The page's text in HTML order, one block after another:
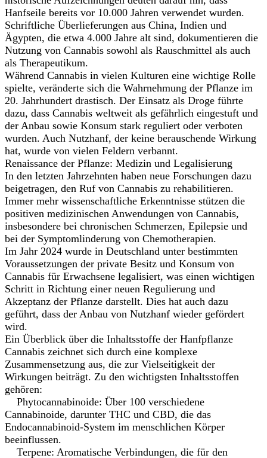
Hanfseile bereits vor 10.000 Jahren verwendet wurden.
Schriftliche Überlieferungen aus China, Indien und
Ägypten, die etwa 4.000 Jahre alt sind, dokumentieren die
Nutzung von Cannabis sowohl als Rauschmittel als auch
als Therapeutikum.
Während Cannabis in vielen Kulturen eine wichtige Rolle
spielte, veränderte sich die Wahrnehmung der Pflanze im
20. Jahrhundert drastisch. Der Einsatz als Droge führte
dazu, dass Cannabis weltweit als gefährlich eingestuft und
der Anbau sowie Konsum stark reguliert oder verboten
wurden. Auch Nutzhanf, der keine berauschende Wirkung
hat, wurde von vielen Feldern verbannt.
Renaissance der Pflanze: Medizin und Legalisierung
In den letzten Jahrzehnten haben neue Forschungen dazu
beigetragen, den Ruf von Cannabis zu rehabilitieren.
Immer mehr wissenschaftliche Erkenntnisse stützen die
positiven medizinischen Anwendungen von Cannabis,
insbesondere bei chronischen Schmerzen, Epilepsie und
bei der Symptomlinderung von Chemotherapien.
Im Jahr 2024 wurde in Deutschland unter bestimmten
Voraussetzungen der private Besitz und Konsum von
Cannabis für Erwachsene legalisiert, was einen wichtigen
Schritt in Richtung einer neuen Regulierung und
Akzeptanz der Pflanze darstellt. Dies hat auch dazu
geführt, dass der Anbau von Nutzhanf wieder gefördert
wird.
Ein Überblick über die Inhaltsstoffe der Hanfpflanze
Cannabis zeichnet sich durch eine komplexe
Zusammensetzung aus, die zur Vielseitigkeit der
Wirkungen beiträgt. Zu den wichtigsten Inhaltsstoffen
gehören:
Phytocannabinoide: Über 100 verschiedene
Cannabinoide, darunter THC und CBD, die das
Endocannabinoid-System im menschlichen Körper
beeinflussen.
Terpene: Aromatische Verbindungen, die für den